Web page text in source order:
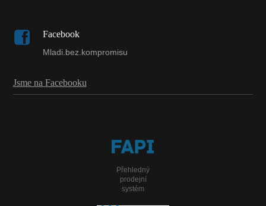
Facebook
Mladi.bez.kompromisu
Jsme na Facebooku
Přehledný
prodejní
systém